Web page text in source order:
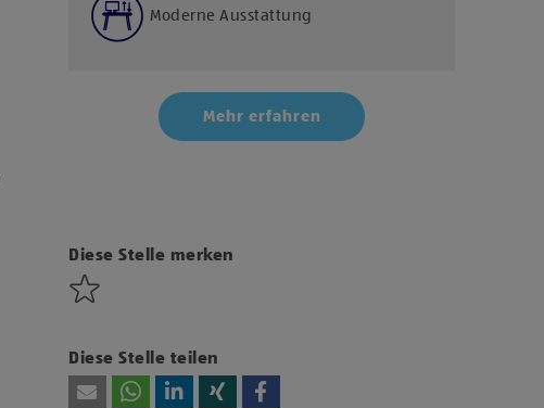
Moderne Ausstattung
Mehr erfahren
diesen Inhalt anzuzeigen.
Diese Stelle merken
Diese Stelle teilen